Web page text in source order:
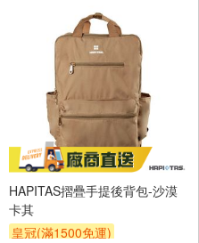
HAPITAS摺疊手提後背包-沙漠
卡其
皇冠(滿1500免運)